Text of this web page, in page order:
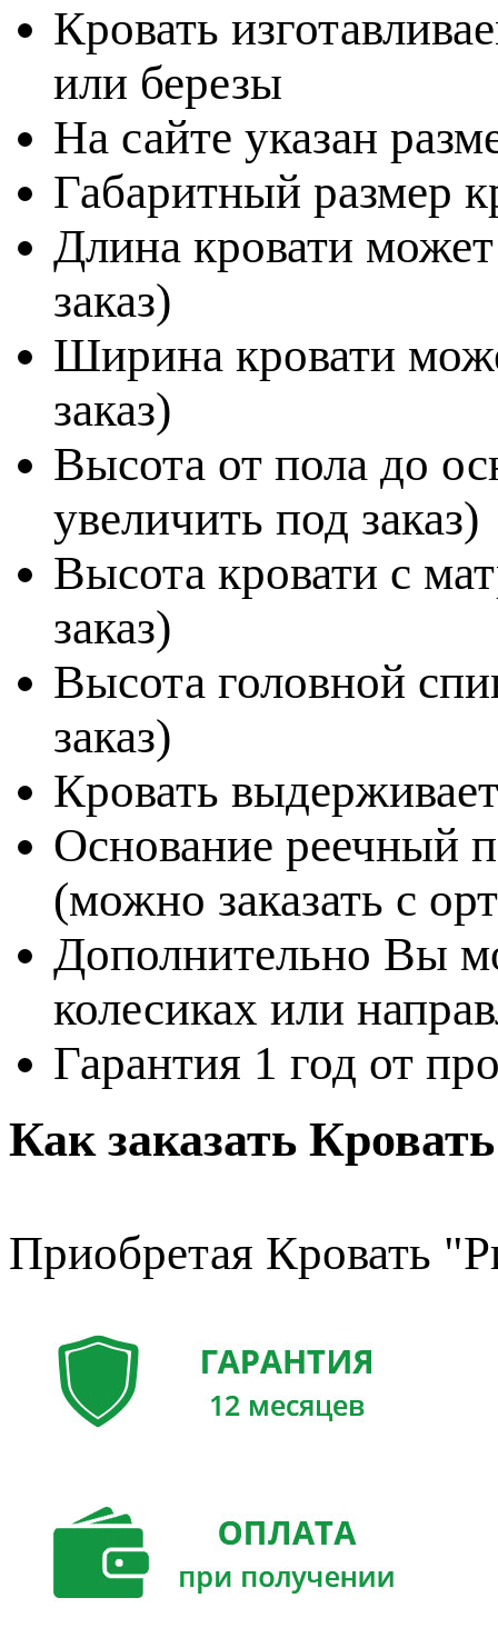
Кровать
или березы
На сайте указан
Габаритный размер
Длина кровати
заказ)
Ширина кровати
заказ)
Высота от пола до
увеличить под заказ)
Высота кровати с
заказ)
Высота головной
заказ)
Кровать
Основание реечный
(можно заказать с
Дополнительно Вы
колесиках или
Гарантия 1 год от
Как заказать
Приобретая Кровать